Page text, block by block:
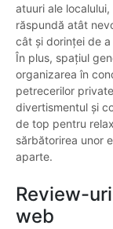
atuuri ale
răspundă atât
cât și dorinței de
În plus, spațiul
organizarea în
petrecerilor
divertismentul și
de top pentru
sărbătorirea unor
aparte.
Review-
web